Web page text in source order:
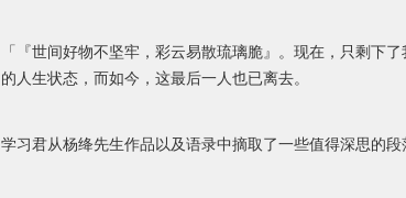
「『世间好物不坚牢，彩云易散琉璃脆』。现在，只剩
的人生状态，而如今，这最后一人也已离去。
学习君从杨绛先生作品以及语录中摘取了一些值得深思的段